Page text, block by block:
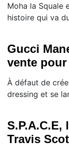
Moha la Squale
histoire qui va
Gucci
vente
À défaut de
dressing et se
S.P.A.C.E,
Travis